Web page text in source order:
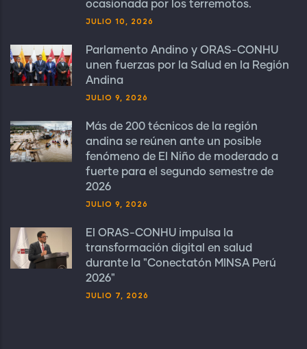
ocasionada por los terremotos.
JULIO 10, 2026
Parlamento Andino y ORAS-CONHU
unen fuerzas por la Salud en la Región
Andina
JULIO 9, 2026
Más de 200 técnicos de la región
andina se reúnen ante un posible
fenómeno de El Niño de moderado a
fuerte para el segundo semestre de
2026
JULIO 9, 2026
El ORAS-CONHU impulsa la
transformación digital en salud
durante la "Conectatón MINSA Perú
2026"
JULIO 7, 2026